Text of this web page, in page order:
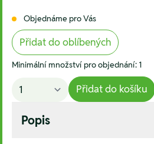
Objednáme pro Vás
Přidat do oblíbených
Minimální množství pro objednání: 1
Přidat do košíku
Popis